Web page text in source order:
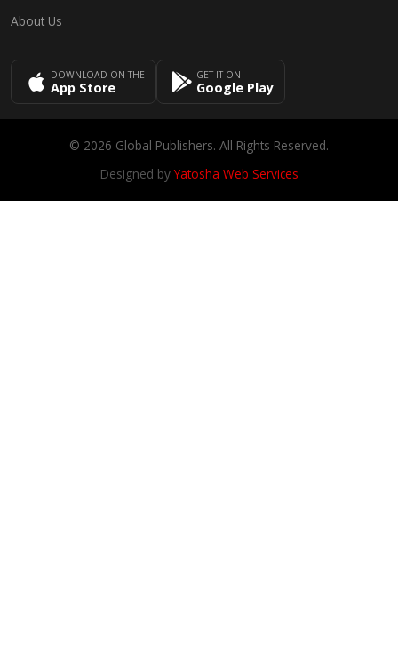
About Us
DOWNLOAD ON THE
App Store
GET IT ON
Google Play
© 2026 Global Publishers. All Rights Reserved.
Designed byYatosha Web Services